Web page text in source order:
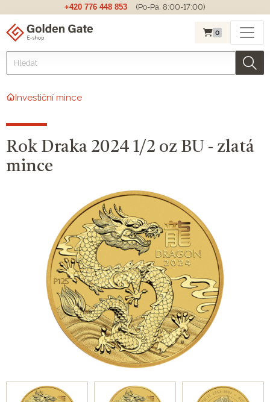
+420 776 448 853 (Po-Pá, 8:00-17:00)
0
Investiční mince
Rok Draka 2024 1/2 oz BU - zlatá
mince